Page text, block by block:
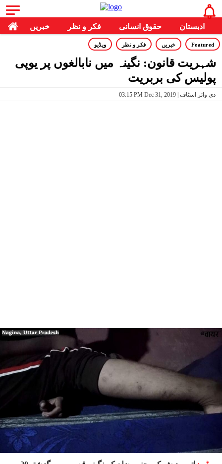
خبریں فکر و نظر حقوق انسانی ادبستان
Featured خبریں فکر و نظر ویڈیو
شہریت قانون: نگینہ میں نابالغوں پر یوپی
پولیس کی بربریت
03:15 PM Dec 31, 2019 | دی وائر اسٹاف